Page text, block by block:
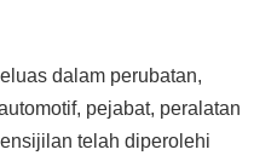
dalam perubatan,
pejabat, peralatan
telah diperolehi